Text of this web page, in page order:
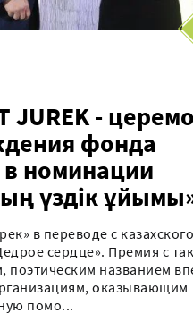
JUREK -
фонда
в номинации
үздік
в переводе с казахского
сердце». Премия с
поэтическим названием
оказывающим
помо...